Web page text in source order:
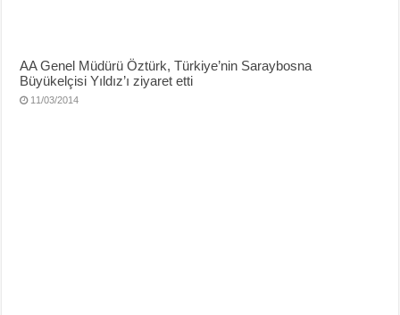
AA Genel Müdürü Öztürk, Türkiye’nin Saraybosna
Büyükelçisi Yıldız’ı ziyaret etti
11/03/2014